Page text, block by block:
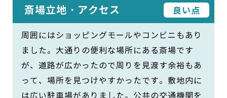
斎場立地・アクセス 良い点
周囲にはショッピングモールやコンビニもあり
ました。大通りの便利な場所にある斎場です
が、道路が広かったので周りを見渡す余裕もあ
って、場所を見つけやすかったです。敷地内に
は広い駐車場がありました。公共の交通機関を